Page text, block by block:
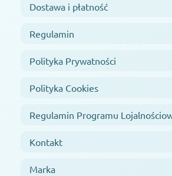
Dostawa i płatność
Regulamin
Polityka Prywatności
Polityka Cookies
Regulamin Programu
Kontakt
Marka